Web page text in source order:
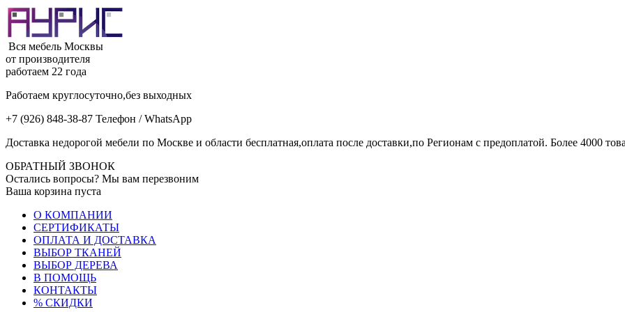
Вся мебель Москвы
от производителя
работаем 22 года
Работаем круглосуточно,без выходных
+7 (926) 848-38-87 Телефон / WhatsApp
Доставка недорогой мебели по Москве и области бесплатная,оплата после доставки,по Регионам с предоплатой. Более 4000
ОБРАТНЫЙ ЗВОНОК
Остались вопросы? Мы вам перезвоним
Ваша корзина пуста
О КОМПАНИИ
СЕРТИФИКАТЫ
ОПЛАТА И ДОСТАВКА
ВЫБОР ТКАНЕЙ
ВЫБОР ДЕРЕВА
В ПОМОЩЬ
КОНТАКТЫ
% СКИДКИ